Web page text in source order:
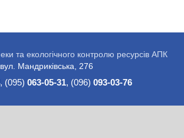
та екологічного контролю ресурсів АПК
Мандриківська, 276
, (095) 063-05-31, (096) 093-03-76